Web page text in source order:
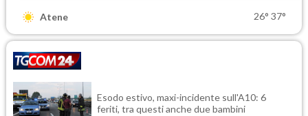
Atene 26° 37°
Esodo estivo, maxi-incidente sull'A10: 6
feriti, tra questi anche due bambini